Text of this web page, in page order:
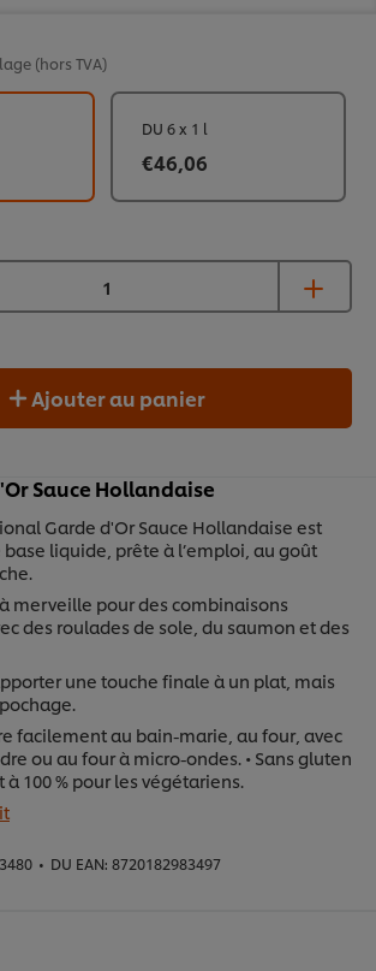
(hors TVA)
DU 6 x 1 l
€46,06
Ajouter au panier
Sauce Hollandaise
Garde d'Or Sauce Hollandaise est
base liquide, prête à l’emploi, au goût
merveille pour des combinaisons
des roulades de sole, du saumon et des
une touche finale à un plat, mais
facilement au bain-marie, au four, avec
ou au four à micro-ondes. • Sans gluten
à 100 % pour les végétariens.
• DU EAN: 8720182983497